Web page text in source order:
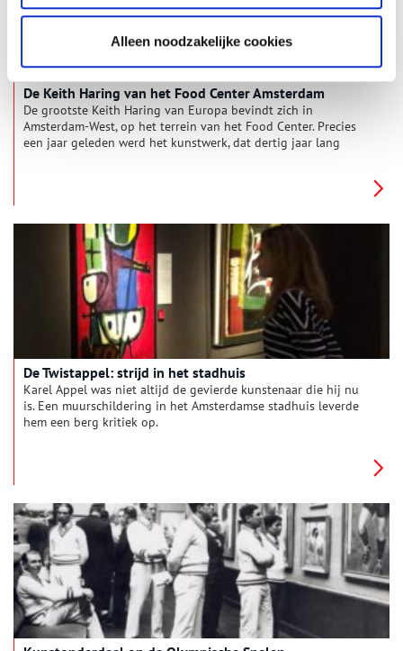
Alleen noodzakelijke cookies
De Keith Haring van het Food Center Amsterdam
De grootste Keith Haring van Europa bevindt zich in
Amsterdam-West, op het terrein van het Food Center. Precies
een jaar geleden werd het kunstwerk, dat dertig jaar lang
De Twistappel: strijd in het stadhuis
Karel Appel was niet altijd de gevierde kunstenaar die hij nu
is. Een muurschildering in het Amsterdamse stadhuis leverde
hem een berg kritiek op.